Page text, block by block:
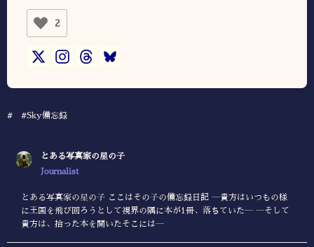
2
# #Sky備忘録
とある写真家の星の子
Journalist
とある写真家の星の子 ここはその子の備忘録日記 ―貴方はいつもの様
に王国を飛び回ろうとして視界の隅に本が1冊、落ちていた― ―そして
貴方は、拾った本を開いたそこには―